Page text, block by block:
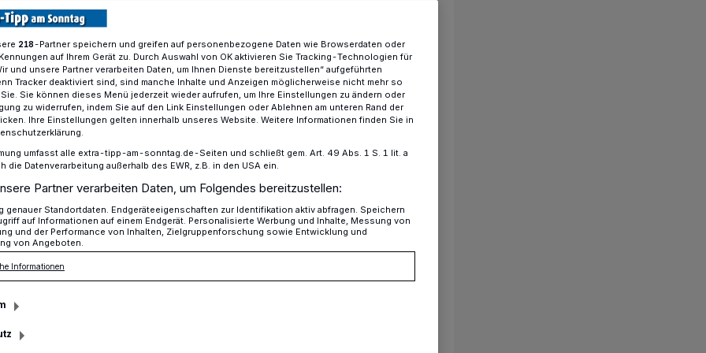
in Niederheide auf König Frank Nießen
Superlative
Frank Nießen folgt die
Schaps. Mit dem 211. Schuss
Leo durchsetzen und zog damit
2014 König und Bezirkskönig in
218-Partner speichern und greifen auf personenbezogene Daten wie Browserdaten oder
auf Ihrem Gerät zu. Durch Auswahl von OK aktivieren Sie Tracking-Technologien für
und unsere Partner verarbeiten Daten, um Ihnen Dienste bereitzustellen“ aufgeführten
Tracker deaktiviert sind, sind manche Inhalte und Anzeigen möglicherweise nicht mehr so
Sie können dieses Menü jederzeit wieder aufrufen, um Ihre Einstellungen zu ändern oder
zu widerrufen, indem Sie auf den Link Einstellungen oder Ablehnen am unteren Rand der
Ihre Einstellungen gelten innerhalb unseres Website. Weitere Informationen finden Sie in
umfasst alle extra-tipp-am-sonntag.de-Seiten und schließt gem. Art. 49 Abs. 1 S. 1 lit. a
die Datenverarbeitung außerhalb des EWR, z.B. in den USA ein.
Partner verarbeiten Daten, um Folgendes bereitzustellen:
genauer Standortdaten. Endgeräteeigenschaften zur Identifikation aktiv abfragen. Speichern
auf Informationen auf einem Endgerät. Personalisierte Werbung und Inhalte, Messung von
und der Performance von Inhalten, Zielgruppenforschung sowie Entwicklung und
von Angeboten.
Informationen